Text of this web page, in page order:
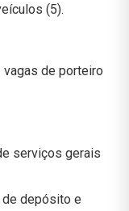
(5).
vagas de porteiro
serviços gerais
de depósito e